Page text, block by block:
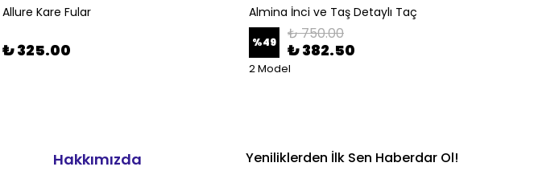
Allure Kare Fular
₺ 325.00
Almina İnci ve Taş Detaylı Taç
%49 ₺ 750.00
₺ 382.50
2 Model
Hakkımızda Yeniliklerden İlk Sen Haberdar Ol!